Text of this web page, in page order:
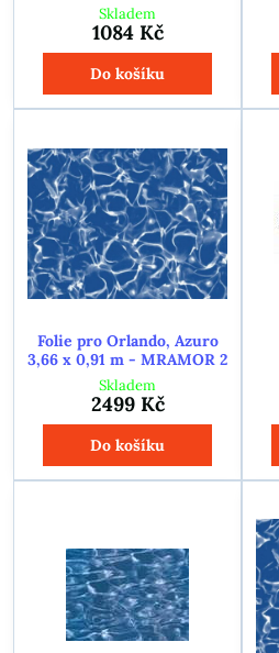
Skladem
1084 Kč
Do košíku
Folie pro Orlando, Azuro
3,66 x 0,91 m - MRAMOR 2
Skladem
2499 Kč
Do košíku